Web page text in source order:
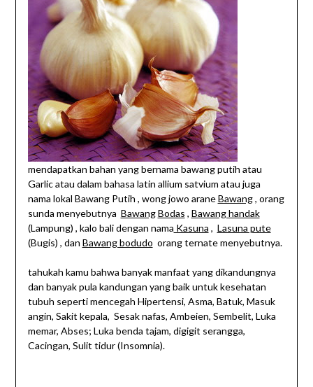
mendapatkan bahan yang bernama bawang putih atau
Garlic atau dalam bahasa latin allium satvium atau juga
nama lokal Bawang Putih , wong jowo araneBawang, orang
sunda menyebutnya Bawang Bodas , Bawang handak
(Lampung) , kalo bali dengan nama Kasuna , Lasuna pute
(Bugis) , dan Bawang bodudo orang ternate menyebutnya.
tahukah kamu bahwa banyak manfaat yang dikandungnya
dan banyak pula kandungan yang baik untuk kesehatan
tubuh seperti mencegah Hipertensi, Asma, Batuk, Masuk
angin, Sakit kepala, Sesak nafas, Ambeien, Sembelit, Luka
memar, Abses; Luka benda tajam, digigit serangga,
Cacingan, Sulit tidur (Insomnia).